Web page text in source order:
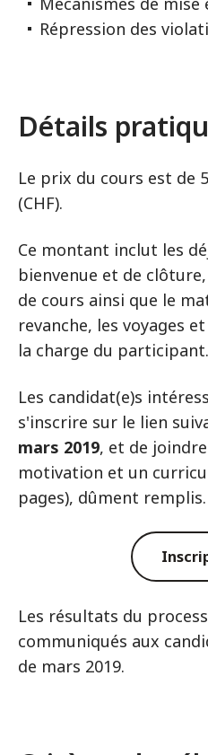
Répression des
Détails
Le prix du cours est de
(CHF).
Ce montant inclut les
bienvenue et de
de cours ainsi que le
revanche, les voyages
la charge du participant.
Les candidat(e)s
s'inscrire sur le lien
mars 2019, et de
motivation et un
pages), dûment remplis.
Les résultats du
communiqués aux
de mars 2019.